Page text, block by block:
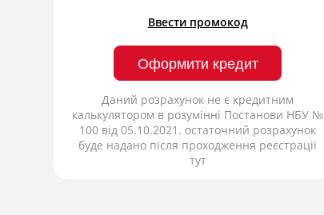
Ввести промокод
Оформити кредит
Даний розрахунок не є кредитним
калькулятором в розумінні Постанови НБУ №
100 від 05.10.2021. остаточний розрахунок
буде надано після проходження реєстрації
тут